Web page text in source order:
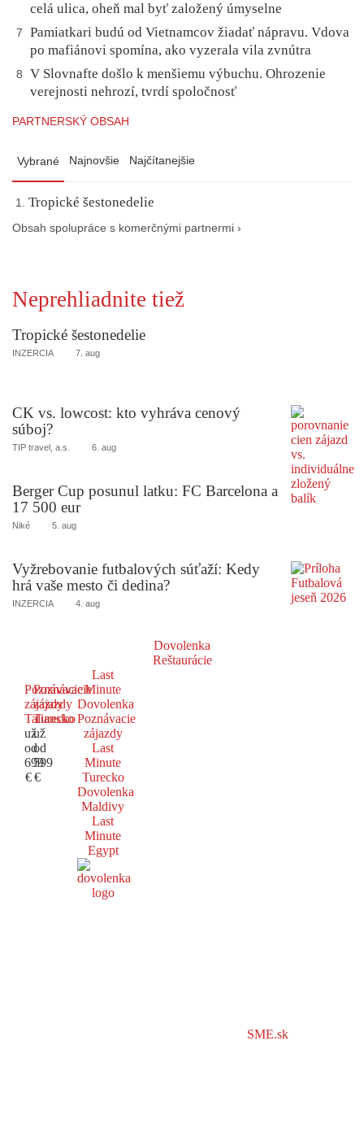
celá ulica, oheň mal byť založený úmyselne
7
Pamiatkari budú od Vietnamcov žiadať nápravu. Vdova
po mafiánovi spomína, ako vyzerala vila zvnútra
8
V Slovnafte došlo k menšiemu výbuchu. Ohrozenie
verejnosti nehrozí, tvrdí spoločnosť
PARTNERSKÝ OBSAH
Vybrané Najnovšie Najčítanejšie
Tropické šestonedelie
Obsah spolupráce s komerčnými partnermi ›
Neprehliadnite tiež
Tropické šestonedelie
INZERCIA 7. aug
CK vs. lowcost: kto vyhráva cenový
súboj?
TIP travel, a.s. 6. aug
Berger Cup posunul latku: FC Barcelona a
17 500 eur
Niké 5. aug
Vyžrebovanie futbalových súťaží: Kedy
hrá vaše mesto či dedina?
INZERCIA 4. aug
Dovolenka
Reštaurácie
Poznávacie
zájazdy
Taliansko
už
od
699
€
Poznávacie
zájazdy
Turecko
už
od
599
€
Last
Minute
Dovolenka
Poznávacie
zájazdy
Last
Minute
Turecko
Dovolenka
Maldivy
Last
Minute
Egypt
SME.sk